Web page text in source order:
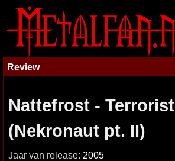
Review
Nattefrost - Terrorist
(Nekronaut pt. II)
Jaar van release: 2005